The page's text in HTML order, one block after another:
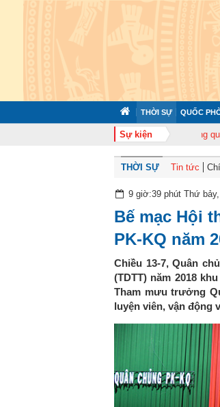
THỜI SỰ QUỐC
Sự kiện
Trung đoàn Không quân
THỜI SỰ Tin tức
9 giờ:39 phút Thứ
Bế mạc Hội
PK-KQ năm
Chiều 13-7, Quân
(TDTT) năm 2018
Tham mưu trưởng
luyện viên, vận động